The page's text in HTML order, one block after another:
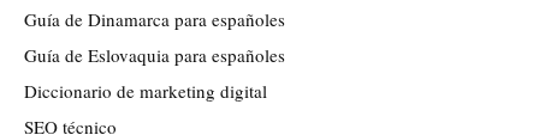
Guía de Dinamarca para españoles
Guía de Eslovaquia para españoles
Diccionario de marketing digital
SEO técnico